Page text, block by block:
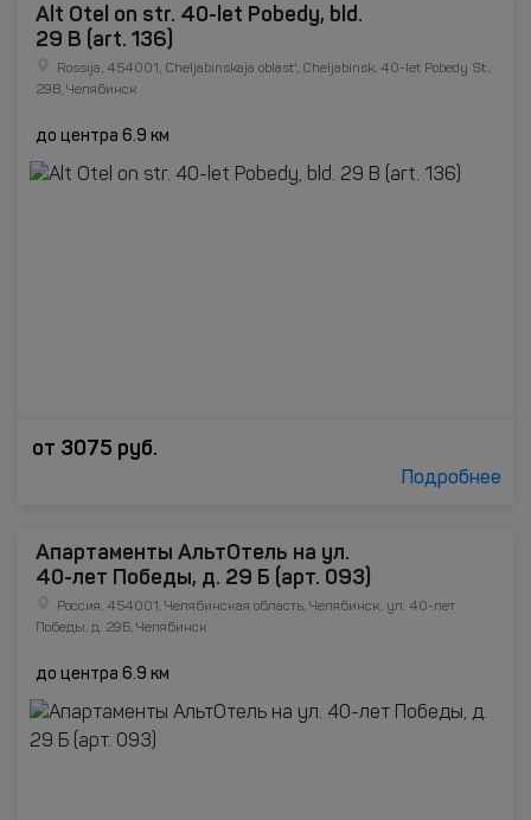
Alt Otel on str. 40-let Pobedy, bld.
29 B (art. 136)
Rossija, 454001, Cheljabinskaja oblast', Cheljabinsk, 40-let Pobedy St.,
29B, Челябинск
до центра 6.9 км
от 3075 руб.
Подробнее
Апартаменты АльтОтель на ул.
40-лет Победы, д. 29 Б (арт. 093)
Россия, 454001, Челябинская область, Челябинск, ул. 40-лет
Победы, д. 29Б, Челябинск
до центра 6.9 км